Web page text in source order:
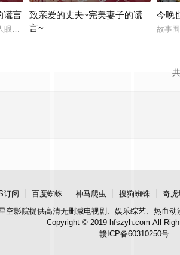
化、医生短缺、地方产科接连关闭……在令和
谎言
中完美无瑕的恩爱夫妻。丈夫是节目的王牌主持
致亲爱的丈夫~完美妻子的谎
言~
今晚
故事
共
订阅 百度蜘蛛 神马爬虫 搜狗蜘蛛 奇虎
空影院提供高清无删减电视剧、娱乐综艺、热血
Copyright © 2019 hfszyh.com All
赣ICP备60310250号